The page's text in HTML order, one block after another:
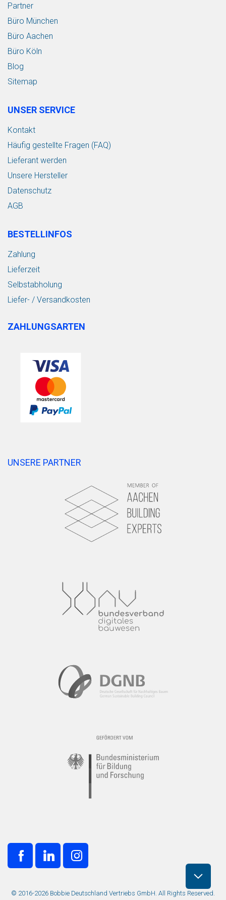
Partner
Büro München
Büro Aachen
Büro Köln
Blog
Sitemap
UNSER SERVICE
Kontakt
Häufig gestellte Fragen (FAQ)
Lieferant werden
Unsere Hersteller
Datenschutz
AGB
BESTELLINFOS
Zahlung
Lieferzeit
Selbstabholung
Liefer- / Versandkosten
ZAHLUNGSARTEN
UNSERE PARTNER
© 2016-2026 Bobbie Deutschland Vertriebs GmbH. All Rights Reserved.